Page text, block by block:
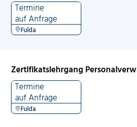
Termine
auf Anfrage
Fulda
Zertifikatslehrgang
Termine
auf Anfrage
Fulda